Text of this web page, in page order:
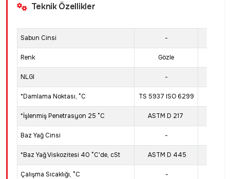
Teknik Özellikler
Sabun Cinsi -
Renk Gözle
NLGI -
*Damlama Noktası, °C TS 5937 ISO 6299
*İşlenmiş Penetrasyon 25 °C ASTM D 217
Baz Yağ Cinsi -
*Baz Yağ Viskozitesi 40 °C'de, cSt ASTM D 445
Çalışma Sıcaklığı, °C -